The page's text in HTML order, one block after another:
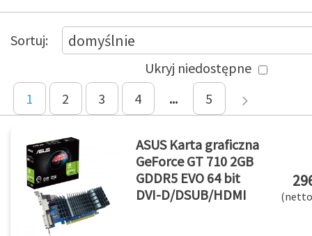
Przełącz widok
produktów
Sortuj
domyślnie
Ukryj niedostępne
Strona
1 Strona
2 Strona
3 Strona
4 ... Strona
5
ASUS Karta graficzna
GeForce GT 710 2GB
GDDR5 EVO 64 bit
DVI-D/DSUB/HDMI